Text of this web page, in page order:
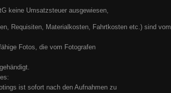
keine Umsatzsteuer ausgewiesen,
Requisiten, Materialkosten, Fahrtkosten etc.) sind vom
Fotos, die vom Fotografen
ist sofort nach den Aufnahmen zu